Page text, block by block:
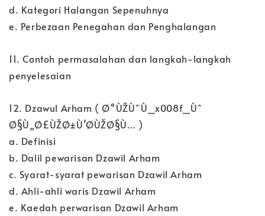
d. Kategori Halangan Sepenuhnya
e. Perbezaan Penegahan dan Penghalangan
11. Contoh permasalahan dan langkah-langkah
penyelesaian
12. Dzawul Arham ( Ø°ÙŽÙˆÙ_x008f_Ùˆ
Ø§Ù„Ø£ÙŽØ±Ù’Ø­ÙŽØ§Ù… )
a. Definisi
b. Dalil pewarisan Dzawil Arham
c. Syarat-syarat pewarisan Dzawil Arham
d. Ahli-ahli waris Dzawil Arham
e. Kaedah perwarisan Dzawil Arham